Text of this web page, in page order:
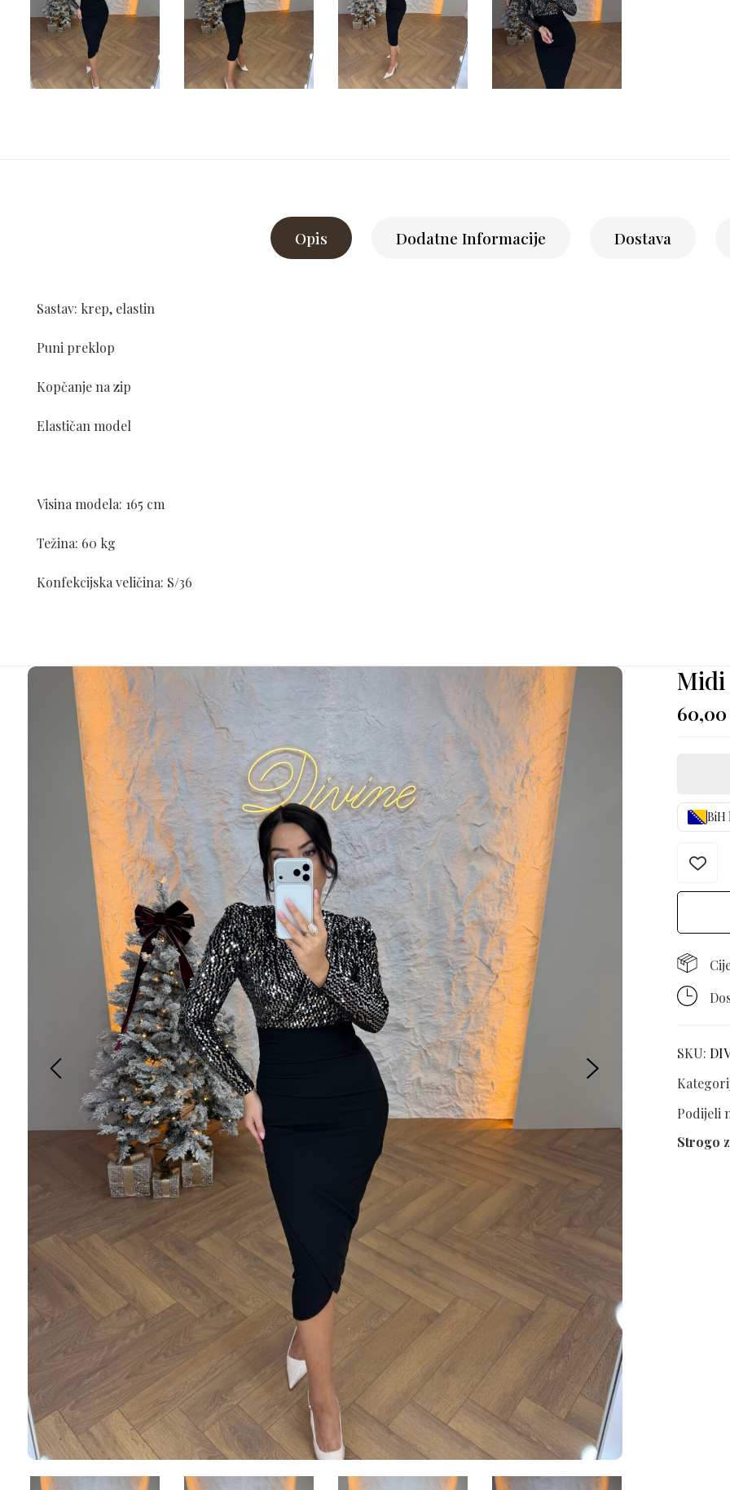
Opis Dodatne Informacije Dostava
Sastav: krep, elastin
Puni preklop
Kopčanje na zip
Elastičan model
Visina modela: 165 cm
Težina: 60 kg
Konfekcijska veličina: S/36
Midi
60,00
BiH
SKU:
Podijeli
Strogo